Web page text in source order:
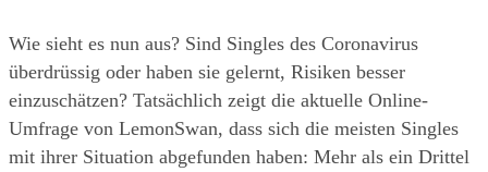
Wie sieht es nun aus? Sind Singles des Coronavirus
überdrüssig oder haben sie gelernt, Risiken besser
einzuschätzen? Tatsächlich zeigt die aktuelle Online-
Umfrage von LemonSwan, dass sich die meisten Singles
mit ihrer Situation abgefunden haben: Mehr als ein Drittel